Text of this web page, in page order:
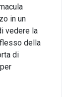
in un
vedere la
della
di